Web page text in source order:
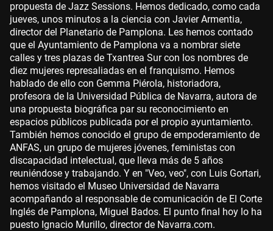
propuesta de Jazz Sessions. Hemos dedicado, como cada
jueves, unos minutos a la ciencia con Javier Armentia,
director del Planetario de Pamplona. Les hemos contado
que el Ayuntamiento de Pamplona va a nombrar siete
calles y tres plazas de Txantrea Sur con los nombres de
diez mujeres represaliadas en el franquismo. Hemos
hablado de ello con Gemma Piérola, historiadora,
profesora de la Universidad Pública de Navarra, autora de
una propuesta biográfica par su reconocimiento en
espacios públicos publicada por el propio ayuntamiento.
También hemos conocido el grupo de empoderamiento de
ANFAS, un grupo de mujeres jóvenes, feministas con
discapacidad intelectual, que lleva más de 5 años
reuniéndose y trabajando. Y en "Veo, veo", con Luis Gortari,
hemos visitado el Museo Universidad de Navarra
acompañando al responsable de comunicación de El Corte
Inglés de Pamplona, Miguel Bados. El punto final hoy lo ha
puesto Ignacio Murillo, director de Navarra.com.